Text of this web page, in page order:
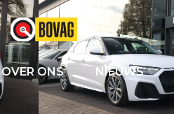
OVER ONS NIEUWS